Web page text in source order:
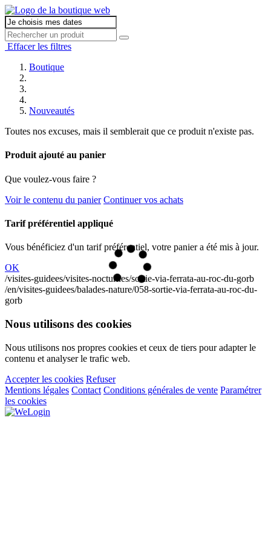
Effacer les filtres
Boutique
Nouveautés
Toutes nos excuses, mais il semblerait que ce produit n'existe pas.
Produit ajouté au panier
Que voulez-vous faire ?
Voir le contenu du panier Continuer vos achats
Tarif préférentiel appliqué
Vous bénéficiez d'un tarif préférentiel, votre panier a été mis à jour.
OK
/visites-guidees/visites-nocturnes/sortie-via-ferrata-au-roc-du-gorb
/en/visites-guidees/balades-nature/058-sortie-via-ferrata-au-roc-du-
gorb
Nous utilisons des cookies
Nous utilisons nos propres cookies et ceux de tiers pour adapter le
contenu et analyser le trafic web.
Accepter les cookies Refuser
Mentions légales Contact Conditions générales de vente Paramétrer
les cookies